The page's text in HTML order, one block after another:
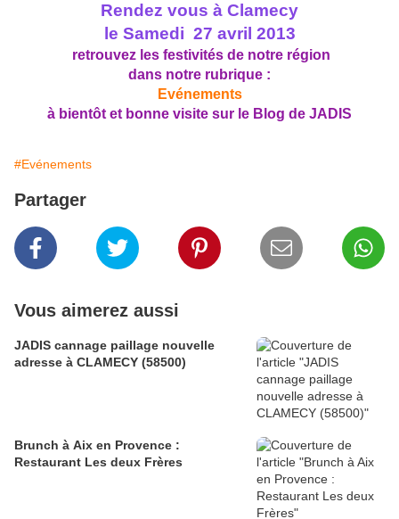
Rendez vous à Clamecy
le Samedi 27 avril 2013
retrouvez les festivités de notre région
dans notre rubrique :
Evénements
à bientôt et bonne visite sur le Blog de JADIS
#Evénements
Partager
Vous aimerez aussi
JADIS cannage paillage nouvelle
adresse à CLAMECY (58500)
Brunch à Aix en Provence :
Restaurant Les deux Frères